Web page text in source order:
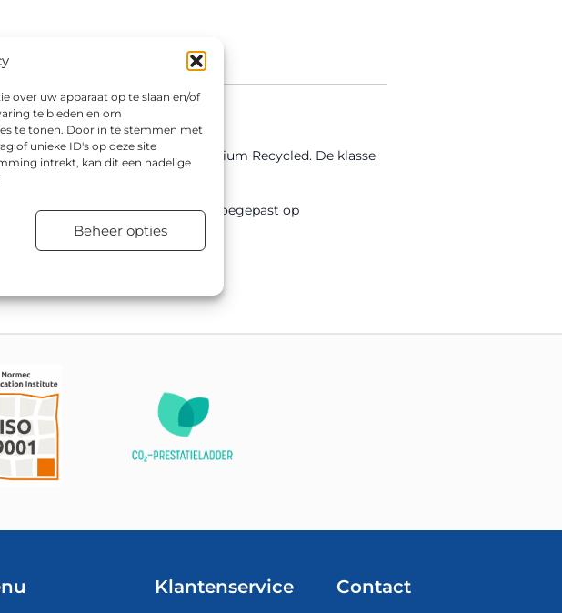
over uw apparaat op te slaan en/of
te bieden en om
te tonen. Door in te stemmen met
of unieke ID's op deze site
intrekt, kan dit een nadelige
Beheer opties
uitgevoerd in Aluminium Recycled. De klasse
type bord wordt onder andere toegepast op
juiste bevestigingsmaterialen.
Klantenservice Contact